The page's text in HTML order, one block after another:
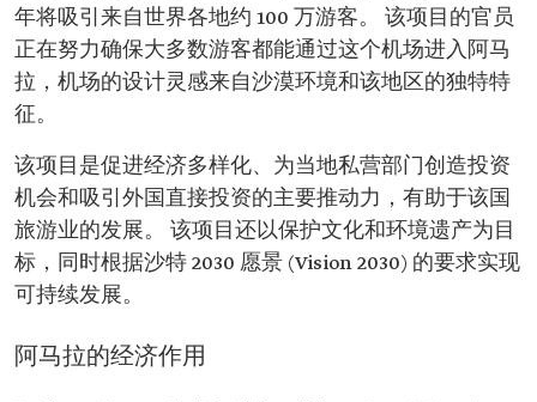
年将吸引来自世界各地约 100 万游客。 该项目的官员
正在努力确保大多数游客都能通过这个机场进入阿马
拉，机场的设计灵感来自沙漠环境和该地区的独特特
征。
该项目是促进经济多样化、为当地私营部门创造投资
机会和吸引外国直接投资的主要推动力，有助于该国
旅游业的发展。 该项目还以保护文化和环境遗产为目
标，同时根据沙特 2030 愿景 (Vision 2030) 的要求实现
可持续发展。
阿马拉的经济作用